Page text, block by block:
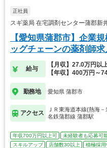
正社員
スギ薬局 在宅調剤センター蒲郡
【愛知県蒲郡市】企業
ッグチェーンの薬剤師求
給与
【月収】27.0万円以
【年収】400万円～
勤務地 愛知県 蒲郡市
アクセス
ＪＲ東海道本線(熱海
名鉄蒲郡線 蒲郡駅
年収700万円以上可 未経験者も応募可
スキルアップ
店舗数30以上 積極採用